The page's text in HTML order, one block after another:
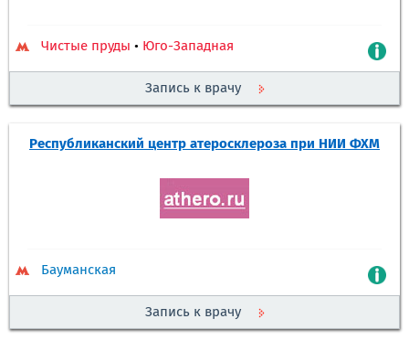
Чистые пруды • Юго-Западная
Запись к врачу
Республиканский центр атеросклероза при НИИ ФХМ
Бауманская
Запись к врачу